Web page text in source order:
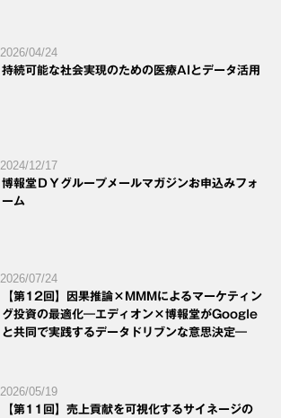
2026/04/24
持続可能な社会実現のための医療AIとデータ活用
2024/12/17
博報堂ＤＹグループメールマガジンお申込みフォ
ーム
2026/07/24
【第12回】因果推論×MMMによるマーケティン
グ投資の最適化―エディオン×博報堂がGoogle
と共同で実践するデータドリブンな意思決定―
2026/05/19
【第11回】売上貢献を可視化するサイネージの